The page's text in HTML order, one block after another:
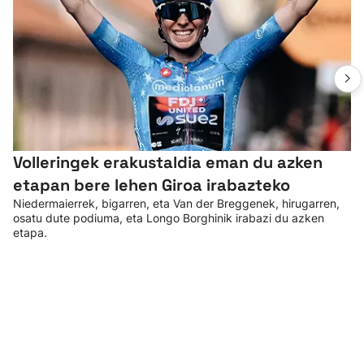
Volleringek erakustaldia eman du azken
etapan bere lehen Giroa irabazteko
Niedermaierrek, bigarren, eta Van der Breggenek, hirugarren,
osatu dute podiuma, eta Longo Borghinik irabazi du azken
etapa.